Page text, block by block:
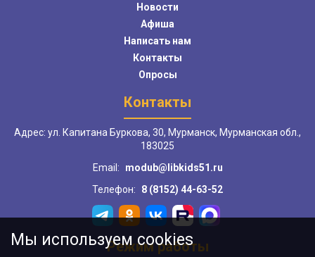
Новости
Афиша
Написать нам
Контакты
Опросы
Контакты
Адрес: ул. Капитана Буркова, 30, Мурманск, Мурманская обл.,
183025
Email:
modub@libkids51.ru
Телефон:
8 (8152) 44-63-52
Режим работы
Мы используем cookies